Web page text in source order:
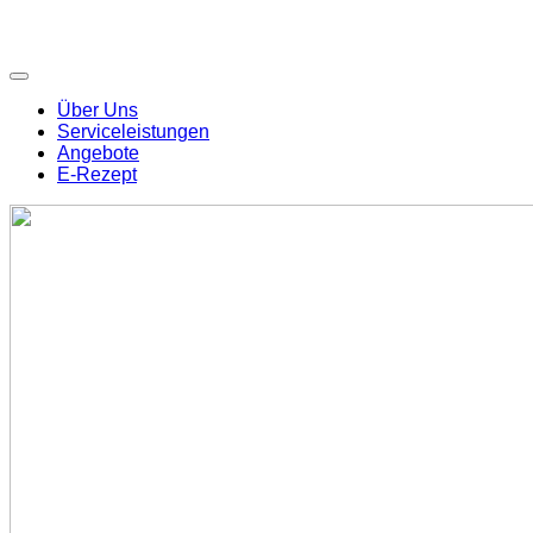
Über Uns
Serviceleistungen
Angebote
E-Rezept